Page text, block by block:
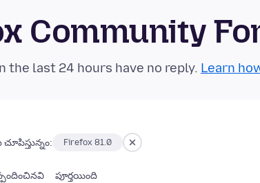
Community
the last 24 hours have no reply. Learn
Firefox 81.0
పూర్తయింది